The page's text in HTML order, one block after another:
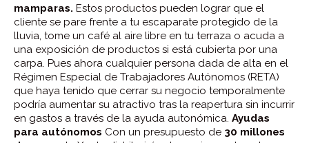
mamparas. Estos productos pueden lograr que el
cliente se pare frente a tu escaparate protegido de la
lluvia, tome un café al aire libre en tu terraza o acuda a
una exposición de productos si está cubierta por una
carpa. Pues ahora cualquier persona dada de alta en el
Régimen Especial de Trabajadores Autónomos (RETA)
que haya tenido que cerrar su negocio temporalmente
podría aumentar su atractivo tras la reapertura sin incurrir
en gastos a través de la ayuda autonómica. Ayudas
para autónomos Con un presupuesto de 30 millones